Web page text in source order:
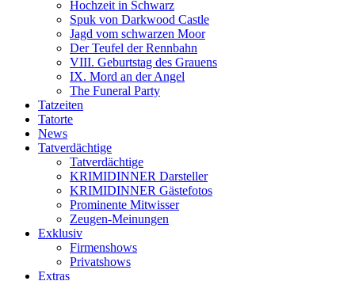
Hochzeit in Schwarz
Spuk von Darkwood Castle
Jagd vom schwarzen Moor
Der Teufel der Rennbahn
VIII. Geburtstag des Grauens
IX. Mord an der Angel
The Funeral Party
Tatzeiten
Tatorte
News
Tatverdächtige
Tatverdächtige
KRIMIDINNER Darsteller
KRIMIDINNER Gästefotos
Prominente Mitwisser
Zeugen-Meinungen
Exklusiv
Firmenshows
Privatshows
Extras